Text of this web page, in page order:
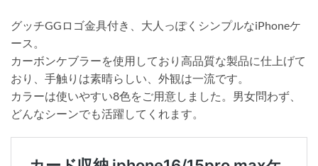
グッチGGロゴ金具付き、大人っぽくシンプルなiPhoneケ
ース。
カーボンケブラーを使用しており高品質な製品に仕上げて
おり、手触りは素晴らしい、外観は一流です。
カラーは使いやすい8色をご用意しました。男女問わず、
どんなシーンでも活躍してくれます。